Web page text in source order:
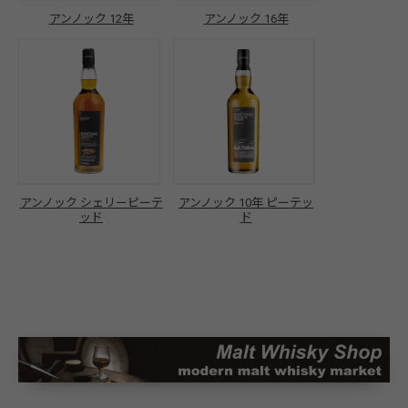
アンノック 12年 アンノック 16年
アンノック シェリーピーテ
ッド
アンノック 10年 ピーテッ
ド